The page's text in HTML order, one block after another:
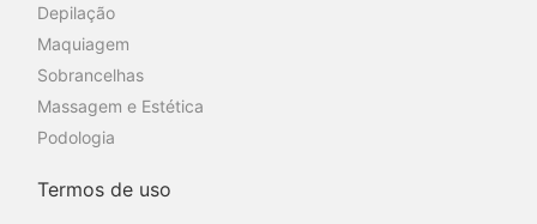
Depilação
Maquiagem
Sobrancelhas
Massagem e Estética
Podologia
Termos de uso